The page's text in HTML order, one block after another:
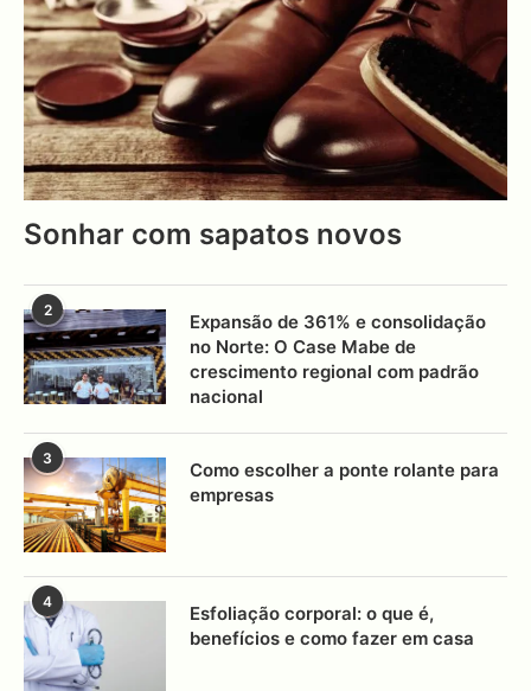
Sonhar com sapatos novos
2
Expansão de 361% e consolidação
no Norte: O Case Mabe de
crescimento regional com padrão
nacional
3
Como escolher a ponte rolante para
empresas
4
Esfoliação corporal: o que é,
benefícios e como fazer em casa